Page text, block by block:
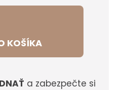
KOŠÍKA
a zabezpečte si